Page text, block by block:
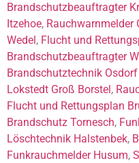
Brandschutzbeauftragter
Itzehoe, Rauchwarnmelder
Wedel, Flucht und
Brandschutzbeauftragter
Brandschutztechnik
Lokstedt Groß Borstel,
Flucht und Rettungsplan
Brandschutz Tornesch,
Löschtechnik Halstenbek,
Funkrauchmelder Husum,